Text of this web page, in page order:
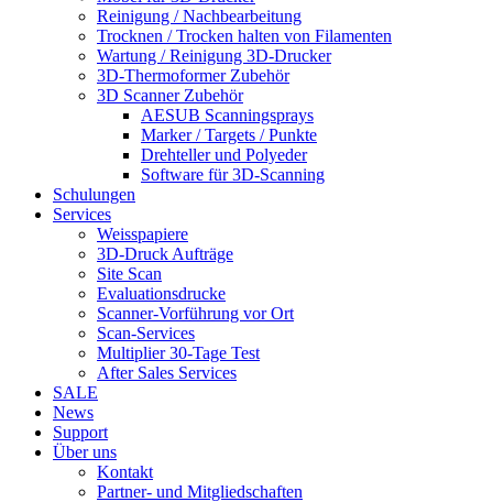
Reinigung / Nachbearbeitung
Trocknen / Trocken halten von Filamenten
Wartung / Reinigung 3D-Drucker
3D-Thermoformer Zubehör
3D Scanner Zubehör
AESUB Scanningsprays
Marker / Targets / Punkte
Drehteller und Polyeder
Software für 3D-Scanning
Schulungen
Services
Weisspapiere
3D-Druck Aufträge
Site Scan
Evaluationsdrucke
Scanner-Vorführung vor Ort
Scan-Services
Multiplier 30-Tage Test
After Sales Services
SALE
News
Support
Über uns
Kontakt
Partner- und Mitgliedschaften